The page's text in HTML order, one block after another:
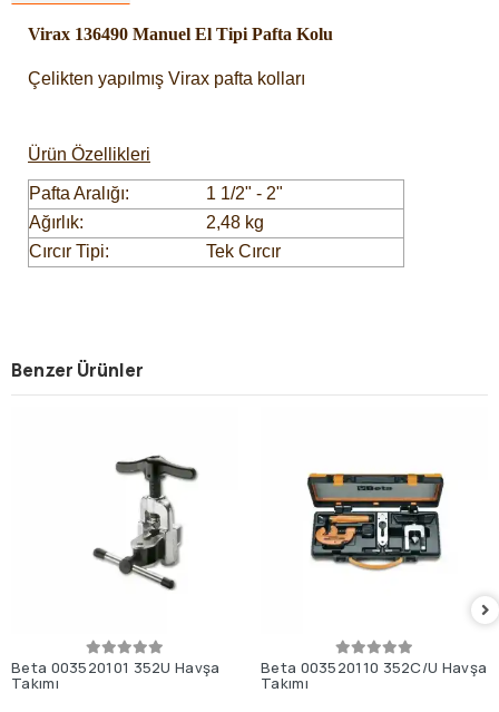
Virax 136490 Manuel El Tipi Pafta Kolu
Çelikten yapılmış Virax pafta kolları
Ürün Özellikleri
Pafta Aralığı:
1 1/2" - 2"
Ağırlık:
2,48 kg
Cırcır Tipi:
Tek Cırcır
Benzer Ürünler
Beta 003520101 352U Havşa
Takımı
Beta 003520110 352C/U Havşa
Takımı